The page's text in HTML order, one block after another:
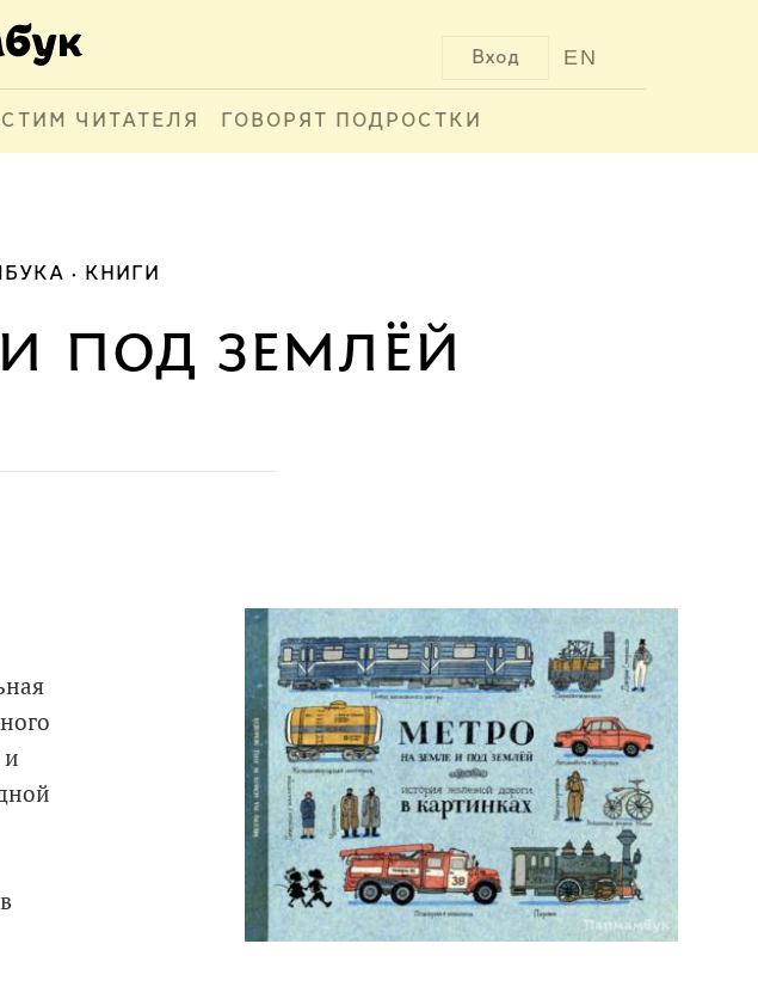
EN
Вход
ЧИТАТЕЛЯ ГОВОРЯТ ПОДРОСТКИ
КНИГИ
под землёй
и